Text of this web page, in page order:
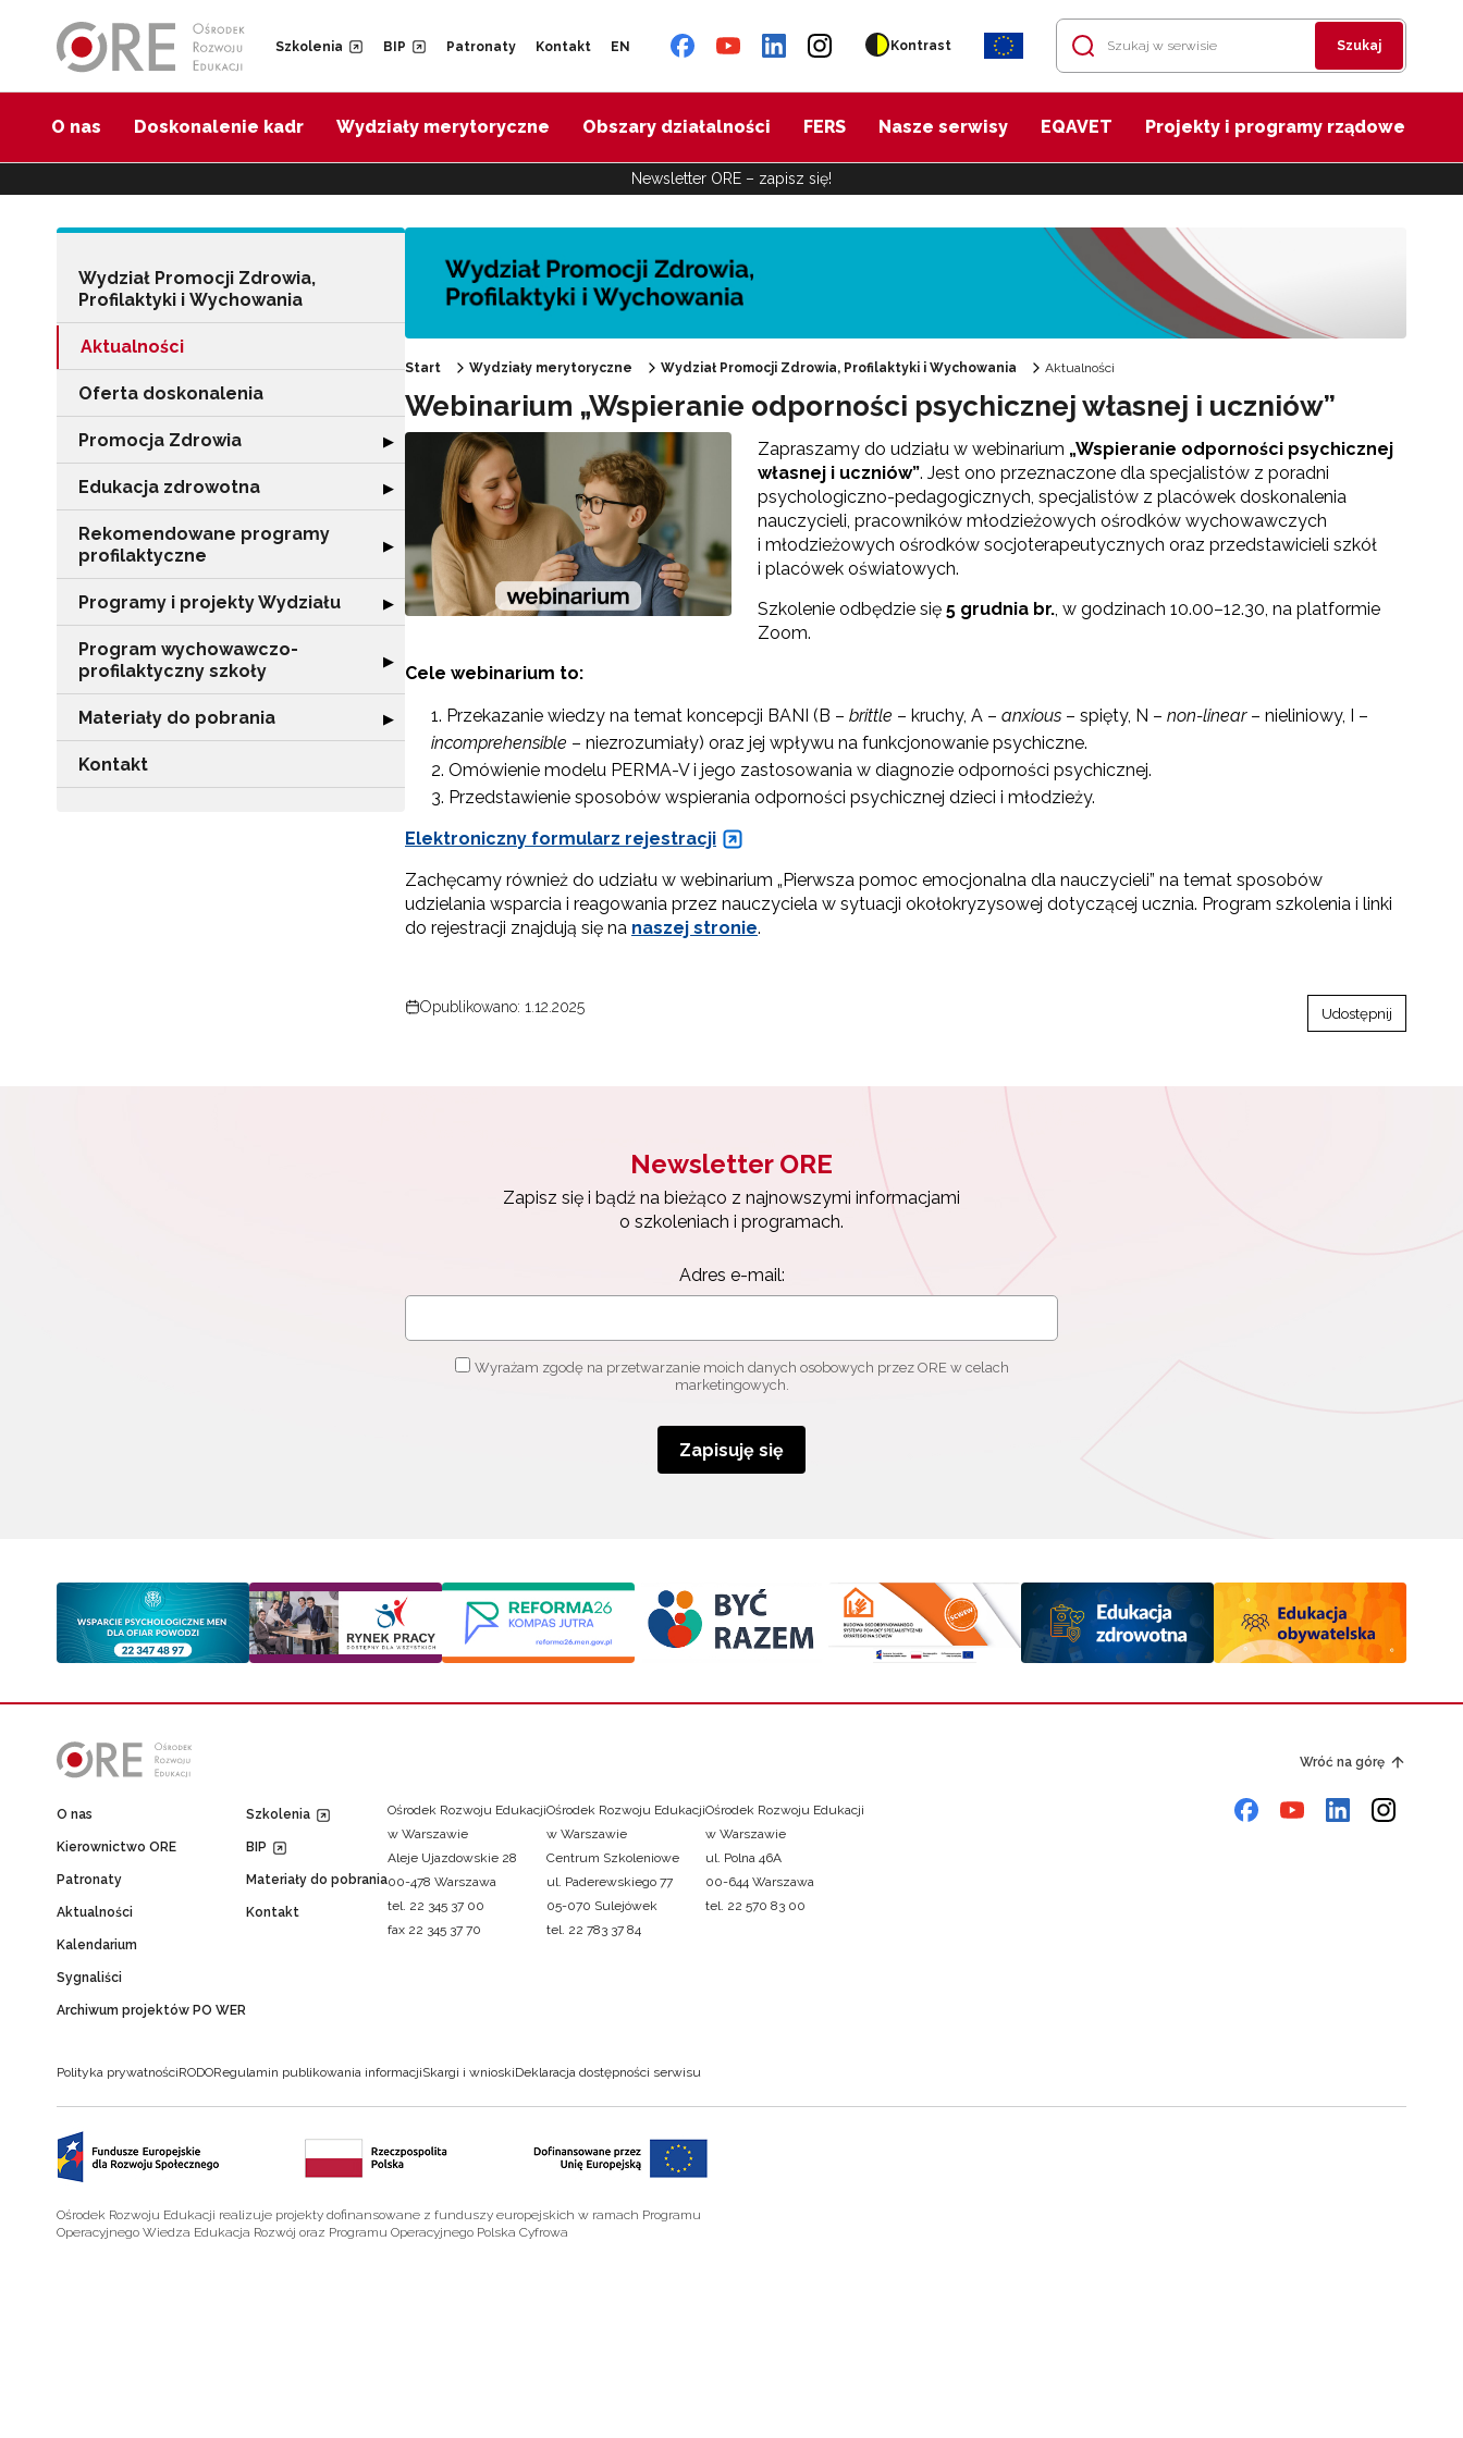
Szkolenia BIP Patronaty Kontakt EN Kontrast Szukaj
O nas Doskonalenie kadr Wydziały merytoryczne Obszary działalności FERS Nasze serwisy EQAVET Projekty i programy rządowe
Newsletter ORE – zapisz się!
Wydział Promocji Zdrowia,
Profilaktyki i Wychowania
Aktualności
Oferta doskonalenia
Promocja Zdrowia Rozwiń sekcję "Promocja Zdrowia"
▶
Edukacja zdrowotna Rozwiń sekcję "Edukacja zdrowotna"
▶
Rekomendowane programy
profilaktyczne
Rozwiń sekcję "Rekomendowane programy profilaktyczne"
▶
Programy i projekty Wydziału Rozwiń sekcję "Programy i projekty Wydziału"
▶
Program wychowawczo-
profilaktyczny szkoły
Rozwiń sekcję "Program wychowawczo-profilaktyczny szkoły"
▶
Materiały do pobrania Rozwiń sekcję "Materiały do pobrania"
▶
Kontakt
Start Wydziały merytoryczne Wydział Promocji Zdrowia, Profilaktyki i Wychowania Aktualności
Webinarium „Wspieranie odporności psychicznej własnej i uczniów”
Zapraszamy do udziału w webinarium „Wspieranie odporności psychicznej
własnej i uczniów”. Jest ono przeznaczone dla specjalistów z poradni
psychologiczno-pedagogicznych, specjalistów z placówek doskonalenia
nauczycieli, pracowników młodzieżowych ośrodków wychowawczych
i młodzieżowych ośrodków socjoterapeutycznych oraz przedstawicieli szkół
i placówek oświatowych.
Szkolenie odbędzie się 5 grudnia br., w godzinach 10.00–12.30, na platformie
Zoom.
Cele webinarium to:
Przekazanie wiedzy na temat koncepcji BANI (B – brittle – kruchy, A – anxious – spięty, N – non-linear– nieliniowy, I –
incomprehensible – niezrozumiały) oraz jej wpływu na funkcjonowanie psychiczne.
Omówienie modelu PERMA-V i jego zastosowania w diagnozie odporności psychicznej.
Przedstawienie sposobów wspierania odporności psychicznej dzieci i młodzieży.
Elektroniczny formularz rejestracji
Zachęcamy również do udziału w webinarium „Pierwsza pomoc emocjonalna dla nauczycieli” na temat sposobów
udzielania wsparcia i reagowania przez nauczyciela w sytuacji okołokryzysowej dotyczącej ucznia. Program szkolenia i linki
do rejestracji znajdują się na naszej stronie.
Opublikowano: 1.12.2025 Udostępnij
Newsletter ORE
Zapisz się i bądź na bieżąco z najnowszymi informacjami
o szkoleniach i programach.
Adres e-mail:
Wyrażam zgodę na przetwarzanie moich danych osobowych przez ORE w celach
marketingowych.
Zapisuję się
Wróć na górę
O nas
Kierownictwo ORE
Patronaty
Aktualności
Kalendarium
Sygnaliści
Archiwum projektów PO WER
Szkolenia
BIP
Materiały do pobrania
Kontakt
Ośrodek Rozwoju Edukacji
w Warszawie
Aleje Ujazdowskie 28
00-478 Warszawa
tel. 22 345 37 00
fax 22 345 37 70
Ośrodek Rozwoju Edukacji
w Warszawie
Centrum Szkoleniowe
ul. Paderewskiego 77
05-070 Sulejówek
tel. 22 783 37 84
Ośrodek Rozwoju Edukacji
w Warszawie
ul. Polna 46A
00-644 Warszawa
tel. 22 570 83 00
Polityka prywatnościRODORegulamin publikowania informacjiSkargi i wnioskiDeklaracja dostępności serwisu
Ośrodek Rozwoju Edukacji realizuje projekty dofinansowane z funduszy europejskich w ramach Programu
Operacyjnego Wiedza Edukacja Rozwój oraz Programu Operacyjnego Polska Cyfrowa